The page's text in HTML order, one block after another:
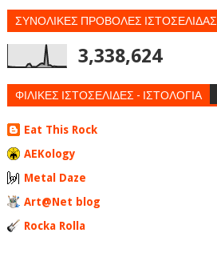
ΣΥΝΟΛΙΚΕΣ ΠΡΟΒΟΛΕΣ ΙΣΤΟΣΕΛΙΔΑΣ
3,338,624
ΦΙΛΙΚΕΣ ΙΣΤΟΣΕΛΙΔΕΣ - ΙΣΤΟΛΟΓΙΑ
Eat This Rock
AEKology
Metal Daze
Art@Net blog
Rocka Rolla